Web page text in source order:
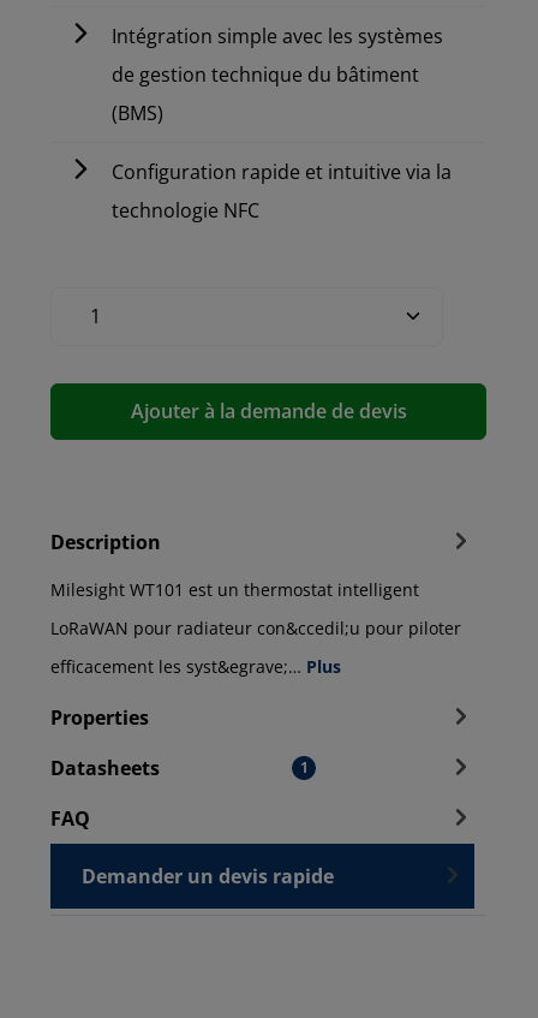
Intégration simple avec les systèmes
de gestion technique du bâtiment
(BMS)
Configuration rapide et intuitive via la
technologie NFC
Ajouter à la demande de devis
Description
Milesight WT101 est un thermostat intelligent
LoRaWAN pour radiateur con&ccedil;u pour piloter
efficacement les syst&egrave;… Plus
Properties
Datasheets
1
FAQ
Demander un devis rapide